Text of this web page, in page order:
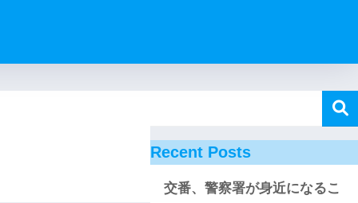
Recent Posts
交番、警察署が身近になるこ